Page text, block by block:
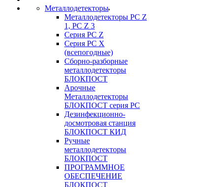
Металлодетекторы
Металлодетекторы РС Z
1, PC Z 3
Серия РС Z
Серия РС X
(всепогодные)
Сборно-разборные
металлодетекторы
БЛОКПОСТ
Арочные
Металлодетекторы
БЛОКПОСТ серия РС
Дезинфекционно-
досмотровая станция
БЛОКПОСТ КИД
Ручные
металлодетекторы
БЛОКПОСТ
ПРОГРАММНОЕ
ОБЕСПЕЧЕНИЕ
БЛОКПОСТ